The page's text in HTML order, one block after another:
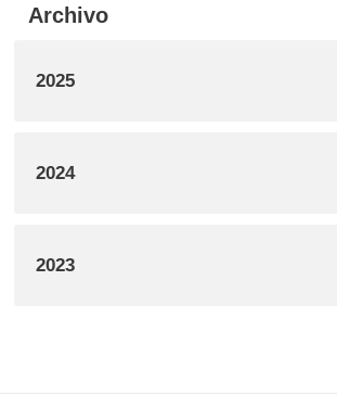
Archivo
2025
2024
2023